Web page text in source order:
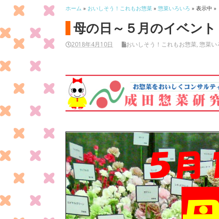
ホーム » おいしそう！これもお惣菜 »惣菜いろいろ » 表示中 »
母の日～５月のイベント
2018年4月10日 おいしそう！これもお惣菜,惣菜い